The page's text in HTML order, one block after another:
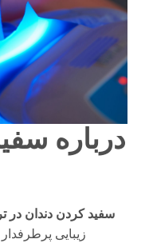
درباره
سفید کردن دندان در
زیبایی